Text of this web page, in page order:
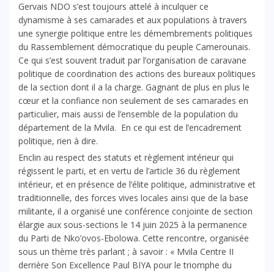
Gervais NDO s’est toujours attelé à inculquer ce
dynamisme à ses camarades et aux populations à travers
une synergie politique entre les démembrements politiques
du Rassemblement démocratique du peuple Camerounais.
Ce qui s’est souvent traduit par l’organisation de caravane
politique de coordination des actions des bureaux politiques
de la section dont il a la charge. Gagnant de plus en plus le
cœur et la confiance non seulement de ses camarades en
particulier, mais aussi de l’ensemble de la population du
département de la Mvila. En ce qui est de l’encadrement
politique, rien à dire.
Enclin au respect des statuts et règlement intérieur qui
régissent le parti, et en vertu de l’article 36 du règlement
intérieur, et en présence de l’élite politique, administrative et
traditionnelle, des forces vives locales ainsi que de la base
militante, il a organisé une conférence conjointe de section
élargie aux sous-sections le 14 juin 2025 à la permanence
du Parti de Nko’ovos-Ebolowa. Cette rencontre, organisée
sous un thème très parlant ; à savoir : « Mvila Centre II
derrière Son Excellence Paul BIYA pour le triomphe du